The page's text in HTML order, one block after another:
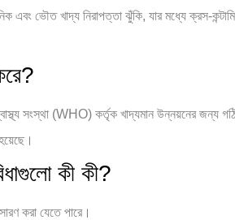
ভৌত খাদ্য নিরাপত্তা ঝুঁকি, যার মধ্যে ক্রস-
সংস্থা (WHO) কর্তৃক খাদ্যমান উন্নয়নের জন্য গঠিত
কী কী?
করা যেতে পারে।